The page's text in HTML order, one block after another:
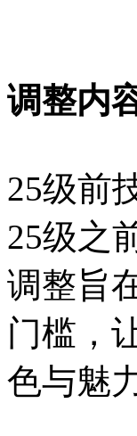
调整内
25级前
25级之
调整旨
门槛，
色与魅